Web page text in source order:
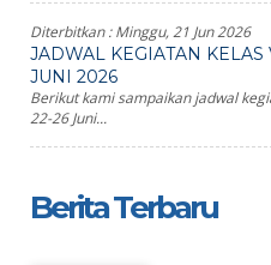
Diterbitkan :Minggu, 21 Jun 2026
JADWAL KEGIATAN
JUNI 2026
Berikut kami sampaikan jadwal
22-26 Juni...
Berita Terbaru